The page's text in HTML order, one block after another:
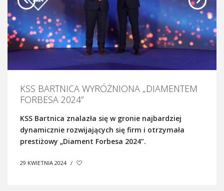
KSS BARTNICA WYRÓŻNIONA „DIAMENTEM
FORBESA 2024”
KSS Bartnica znalazła się w gronie najbardziej
dynamicznie rozwijających się firm i otrzymała
prestiżowy „Diament Forbesa 2024”.
29 KWIETNIA 2024 /